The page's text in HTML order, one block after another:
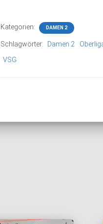
Kategorien: DAMEN 2
Schlagwörter: Damen 2
VSG